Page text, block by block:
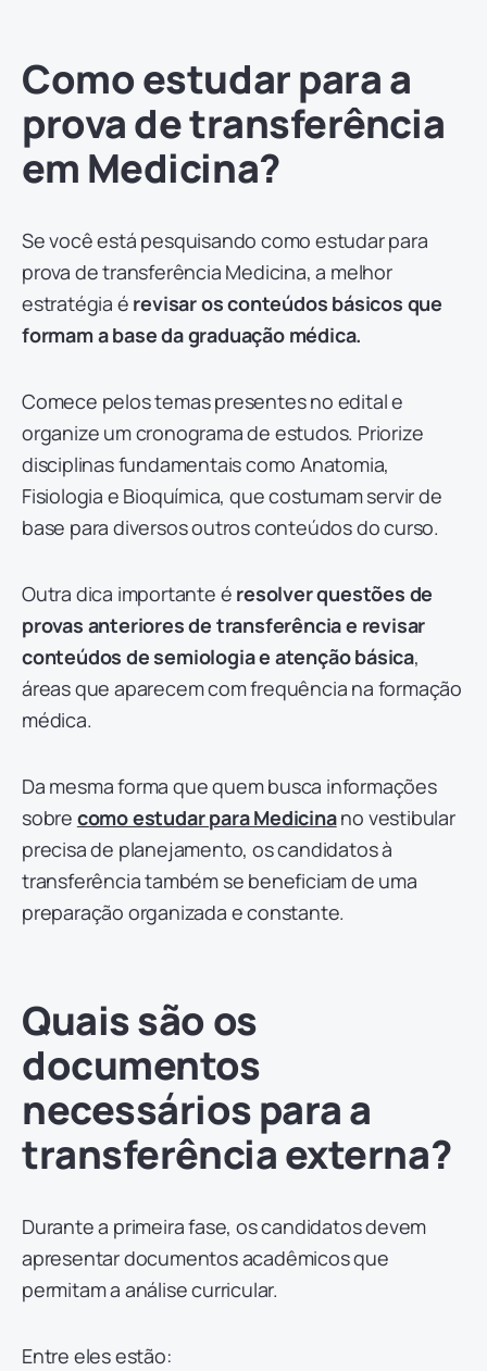
Como estudar para a
prova de transferência
em Medicina?
Se você está pesquisando como estudar para
prova de transferência Medicina, a melhor
estratégia é revisar os conteúdos básicos que
formam a base da graduação médica.
Comece pelos temas presentes no edital e
organize um cronograma de estudos. Priorize
disciplinas fundamentais como Anatomia,
Fisiologia e Bioquímica, que costumam servir de
base para diversos outros conteúdos do curso.
Outra dica importante é resolver questões de
provas anteriores de transferência e revisar
conteúdos de semiologia e atenção básica,
áreas que aparecem com frequência na formação
médica.
Da mesma forma que quem busca informações
sobre como estudar para Medicinano vestibular
precisa de planejamento, os candidatos à
transferência também se beneficiam de uma
preparação organizada e constante.
Quais são os
documentos
necessários para a
transferência externa?
Durante a primeira fase, os candidatos devem
apresentar documentos acadêmicos que
permitam a análise curricular.
Entre eles estão: